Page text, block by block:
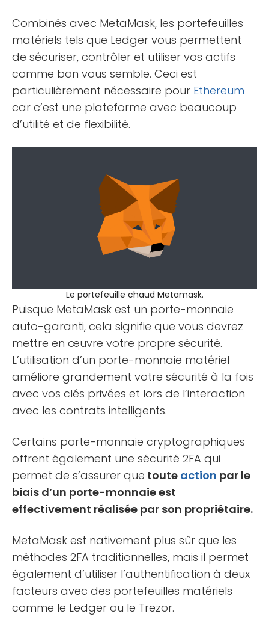
Combinés avec MetaMask, les portefeuilles
matériels tels que Ledger vous permettent
de sécuriser, contrôler et utiliser vos actifs
comme bon vous semble. Ceci est
particulièrement nécessaire pour Ethereum
car c’est une plateforme avec beaucoup
d’utilité et de flexibilité.
Le portefeuille chaud Metamask.
Puisque MetaMask est un porte-monnaie
auto-garanti, cela signifie que vous devrez
mettre en œuvre votre propre sécurité.
L’utilisation d’un porte-monnaie matériel
améliore grandement votre sécurité à la fois
avec vos clés privées et lors de l’interaction
avec les contrats intelligents.
Certains porte-monnaie cryptographiques
offrent également une sécurité 2FA qui
permet de s’assurer que toute action par le
biais d’un porte-monnaie est
effectivement réalisée par son propriétaire.
MetaMask est nativement plus sûr que les
méthodes 2FA traditionnelles, mais il permet
également d’utiliser l’authentification à deux
facteurs avec des portefeuilles matériels
comme le Ledger ou le Trezor.